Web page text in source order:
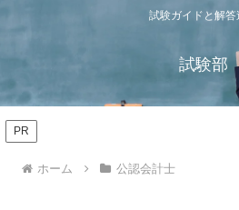
試験ガイドと解答
試験部
PR
ホーム 公認会計士